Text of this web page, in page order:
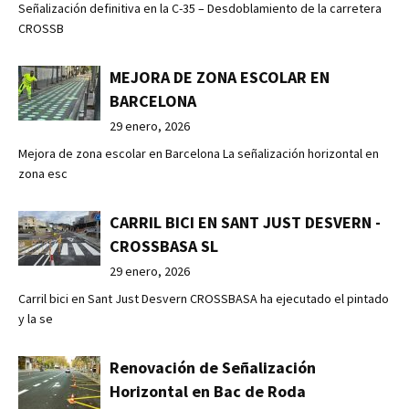
Señalización definitiva en la C-35 – Desdoblamiento de la carretera
CROSSB
MEJORA DE ZONA ESCOLAR EN
BARCELONA
29 enero, 2026
Mejora de zona escolar en Barcelona La señalización horizontal en
zona esc
CARRIL BICI EN SANT JUST DESVERN -
CROSSBASA SL
29 enero, 2026
Carril bici en Sant Just Desvern CROSSBASA ha ejecutado el pintado
y la se
Renovación de Señalización
Horizontal en Bac de Roda